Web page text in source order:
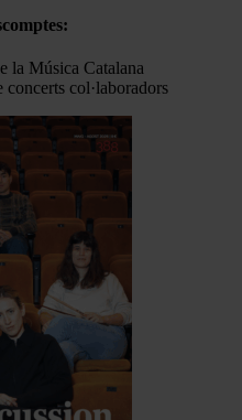
la Música Catalana
concerts col·laboradors